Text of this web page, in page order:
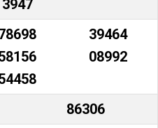
3947
39464
08992
86306